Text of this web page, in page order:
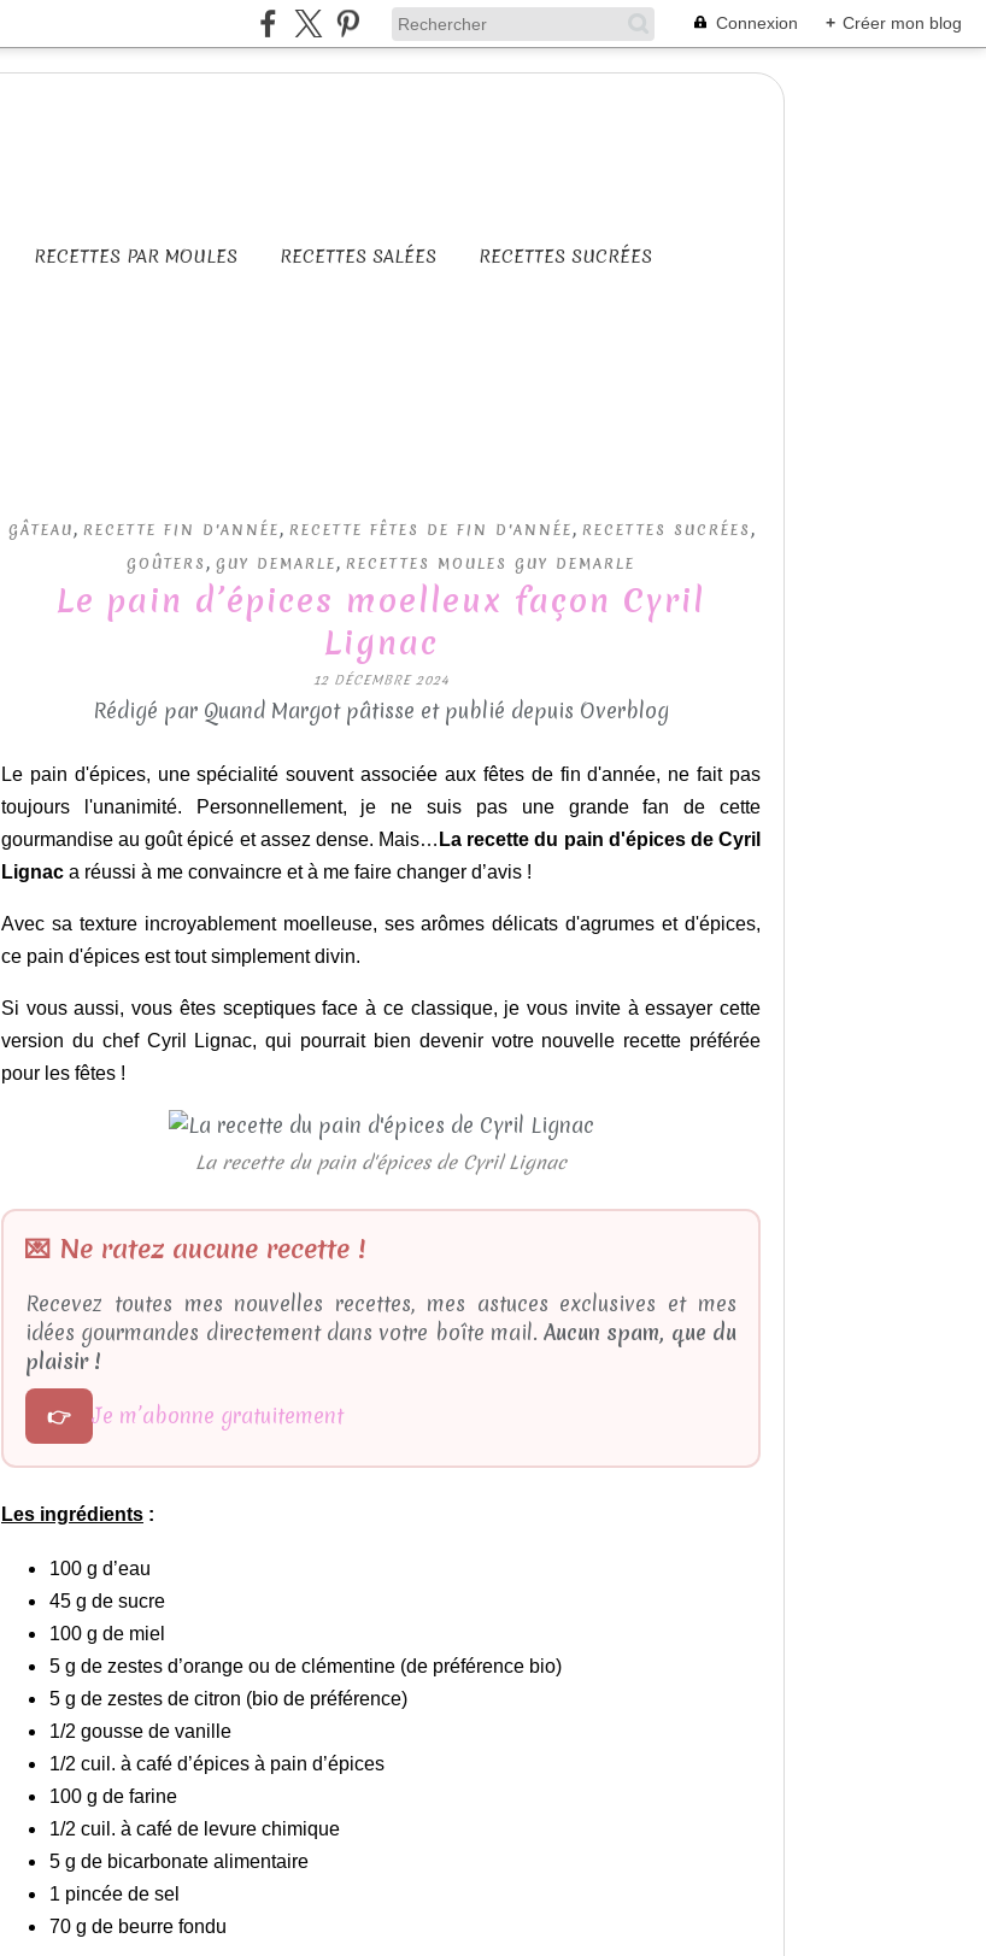
Connexion + Créer mon blog
RECETTES PAR MOULES RECETTES SALÉES RECETTES SUCRÉES
GÂTEAU, RECETTE FIN D'ANNÉE, RECETTE FÊTES DE FIN D'ANNÉE, RECETTES SUCRÉES ,
GOÛTERS , GUY DEMARLE, RECETTES MOULES GUY DEMARLE
Le pain d’épices moelleux façon Cyril
Lignac
12 DÉCEMBRE 2024
Rédigé par Quand Margot pâtisse et publié depuis Overblog
Le pain d'épices, une spécialité souvent associée aux fêtes de fin d'année, ne fait pas
toujours l'unanimité. Personnellement, je ne suis pas une grande fan de cette
gourmandise au goût épicé et assez dense. Mais… La recette du pain d'épices de Cyril
Lignac a réussi à me convaincre et à me faire changer d’avis !
Avec sa texture incroyablement moelleuse, ses arômes délicats d'agrumes et d'épices,
ce pain d'épices est tout simplement divin.
Si vous aussi, vous êtes sceptiques face à ce classique, je vous invite à essayer cette
version du chef Cyril Lignac, qui pourrait bien devenir votre nouvelle recette préférée
pour les fêtes !
La recette du pain d'épices de Cyril Lignac
💌 Ne ratez aucune recette !
Recevez toutes mes nouvelles recettes, mes astuces exclusives et mes
idées gourmandes directement dans votre boîte mail.Aucun spam, que du
plaisir !
👉
Je m’abonne gratuitement
Les ingrédients :
100 g d’eau
45 g de sucre
100 g de miel
5 g de zestes d’orange ou de clémentine (de préférence bio)
5 g de zestes de citron (bio de préférence)
1/2 gousse de vanille
1/2 cuil. à café d’épices à pain d’épices
100 g de farine
1/2 cuil. à café de levure chimique
5 g de bicarbonate alimentaire
1 pincée de sel
70 g de beurre fondu